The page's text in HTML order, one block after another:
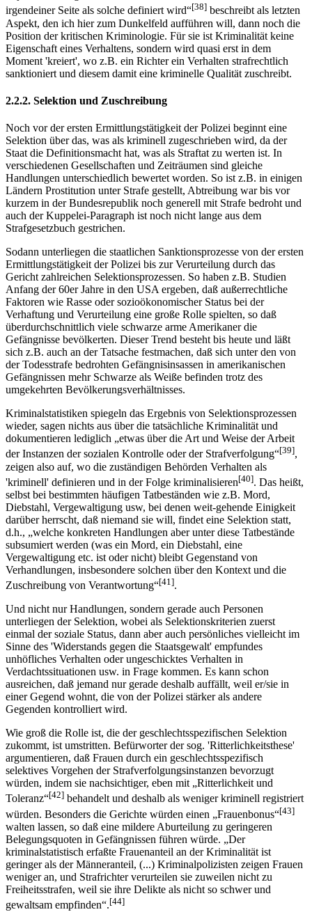
irgendeiner Seite als solche definiert wird“[38] beschreibt als letzten
Aspekt, den ich hier zum Dunkelfeld aufführen will, dann noch die
Position der kritischen Kriminologie. Für sie ist Kriminalität keine
Eigenschaft eines Verhaltens, sondern wird quasi erst in dem
Moment 'kreiert', wo z.B. ein Richter ein Verhalten strafrechtlich
sanktioniert und diesem damit eine kriminelle Qualität zuschreibt.
2.2.2. Selektion und Zuschreibung
Noch vor der ersten Ermittlungstätigkeit der Polizei beginnt eine
Selektion über das, was als kriminell zugeschrieben wird, da der
Staat die Definitionsmacht hat, was als Straftat zu werten ist. In
verschiedenen Gesellschaften und Zeiträumen sind gleiche
Handlungen unterschiedlich bewertet worden. So ist z.B. in einigen
Ländern Prostitution unter Strafe gestellt, Abtreibung war bis vor
kurzem in der Bundesrepublik noch generell mit Strafe bedroht und
auch der Kuppelei-Paragraph ist noch nicht lange aus dem
Strafgesetzbuch gestrichen.
Sodann unterliegen die staatlichen Sanktionsprozesse von der ersten
Ermittlungstätigkeit der Polizei bis zur Verurteilung durch das
Gericht zahlreichen Selektionsprozessen. So haben z.B. Studien
Anfang der 60er Jahre in den USA ergeben, daß außerrechtliche
Faktoren wie Rasse oder sozioökonomischer Status bei der
Verhaftung und Verurteilung eine große Rolle spielten, so daß
überdurchschnittlich viele schwarze arme Amerikaner die
Gefängnisse bevölkerten. Dieser Trend besteht bis heute und läßt
sich z.B. auch an der Tatsache festmachen, daß sich unter den von
der Todesstrafe bedrohten Gefängnisinsassen in amerikanischen
Gefängnissen mehr Schwarze als Weiße befinden trotz des
umgekehrten Bevölkerungsverhältnisses.
Kriminalstatistiken spiegeln das Ergebnis von Selektionsprozessen
wieder, sagen nichts aus über die tatsächliche Kriminalität und
dokumentieren lediglich „etwas über die Art und Weise der Arbeit
der Instanzen der sozialen Kontrolle oder der Strafverfolgung“[39],
zeigen also auf, wo die zuständigen Behörden Verhalten als
'kriminell' definieren und in der Folge kriminalisieren[40]. Das heißt,
selbst bei bestimmten häufigen Tatbeständen wie z.B. Mord,
Diebstahl, Vergewaltigung usw, bei denen weit-gehende Einigkeit
darüber herrscht, daß niemand sie will, findet eine Selektion statt,
d.h., „welche konkreten Handlungen aber unter diese Tatbestände
subsumiert werden (was ein Mord, ein Diebstahl, eine
Vergewaltigung etc. ist oder nicht) bleibt Gegenstand von
Verhandlungen, insbesondere solchen über den Kontext und die
Zuschreibung von Verantwortung“[41].
Und nicht nur Handlungen, sondern gerade auch Personen
unterliegen der Selektion, wobei als Selektionskriterien zuerst
einmal der soziale Status, dann aber auch persönliches vielleicht im
Sinne des 'Widerstands gegen die Staatsgewalt' empfundes
unhöfliches Verhalten oder ungeschicktes Verhalten in
Verdachtssituationen usw. in Frage kommen. Es kann schon
ausreichen, daß jemand nur gerade deshalb auffällt, weil er/sie in
einer Gegend wohnt, die von der Polizei stärker als andere
Gegenden kontrolliert wird.
Wie groß die Rolle ist, die der geschlechtsspezifischen Selektion
zukommt, ist umstritten. Befürworter der sog. 'Ritterlichkeitsthese'
argumentieren, daß Frauen durch ein geschlechtsspezifisch
selektives Vorgehen der Strafverfolgungsinstanzen bevorzugt
würden, indem sie nachsichtiger, eben mit „Ritterlichkeit und
Toleranz“[42] behandelt und deshalb als weniger kriminell registriert
würden. Besonders die Gerichte würden einen „Frauenbonus“[43]
walten lassen, so daß eine mildere Aburteilung zu geringeren
Belegungsquoten in Gefängnissen führen würde. „Der
kriminalstatistisch erfaßte Frauenanteil an der Kriminalität ist
geringer als der Männeranteil, (...) Kriminalpolizisten zeigen Frauen
weniger an, und Strafrichter verurteilen sie zuweilen nicht zu
Freiheitsstrafen, weil sie ihre Delikte als nicht so schwer und
gewaltsam empfinden“.[44]